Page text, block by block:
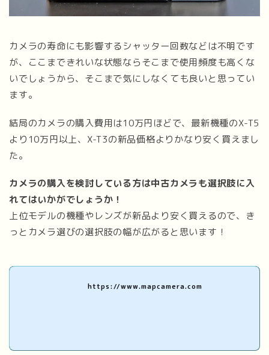
カメラの寿命にも影響するシャッター回数などは不明です
が、ここまできれいな状態ならそこまで使用頻度も高くな
いでしょうから、そこまで気にしなくても良いと思ってい
ます。
結局のカメラの購入費用は10万円ほどで、最新機種のX-T5
より10万円以上、X-T3の新品価格よりかなり安く買えまし
た。
カメラの購入を検討している方は中古カメラも選択肢に入
れてはいかがでしょうか！
上位モデルの機種やレンズが新品より安く買えるので、き
っとカメラ選びの選択肢の幅が広がると思います！
https://www.mapcamera.com